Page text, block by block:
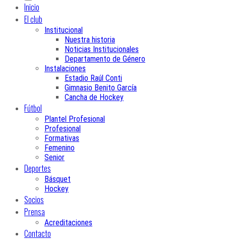
Inicio
El club
Institucional
Nuestra historia
Noticias Institucionales
Departamento de Género
Instalaciones
Estadio Raúl Conti
Gimnasio Benito García
Cancha de Hockey
Fútbol
Plantel Profesional
Profesional
Formativas
Femenino
Senior
Deportes
Básquet
Hockey
Socios
Prensa
Acreditaciones
Contacto